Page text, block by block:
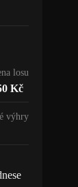
losu
Kč
výhry